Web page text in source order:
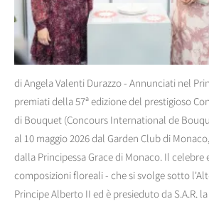
di Angela Valenti Durazzo - Annunciati nel
premiati della 57ª edizione del prestigioso
di Bouquet (Concours International de
al 10 maggio 2026 dal Garden Club di
dalla Principessa Grace di Monaco. Il
composizioni floreali - che si svolge sotto
Principe Alberto II ed è presieduto da S.A.R.